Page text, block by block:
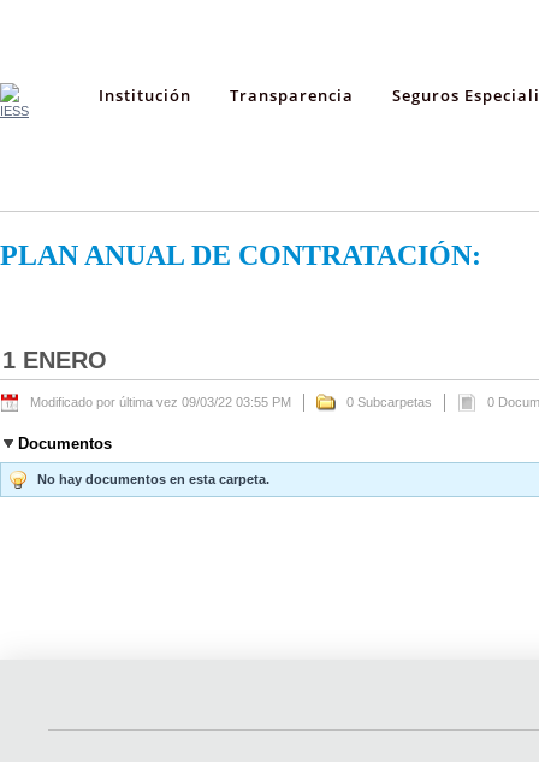
Institución Transparencia Seguros
PLAN ANUAL DE CONTRATACIÓN:
1 ENERO
Modificado por última vez 09/03/22 03:55 PM 0 Subcarpetas 0
Documentos
No hay documentos en esta carpeta.